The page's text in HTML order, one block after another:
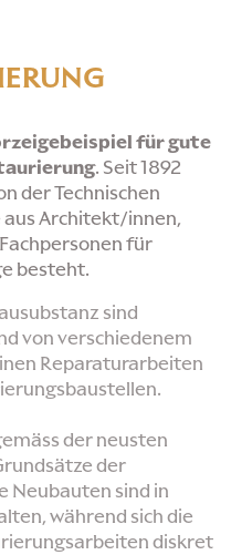
für gute
. Seit 1892
der Technischen
Architekt/innen,
für
besteht.
sind
von verschiedenem
Reparaturarbeiten
der neusten
der
Neubauten sind in
während sich die
diskret